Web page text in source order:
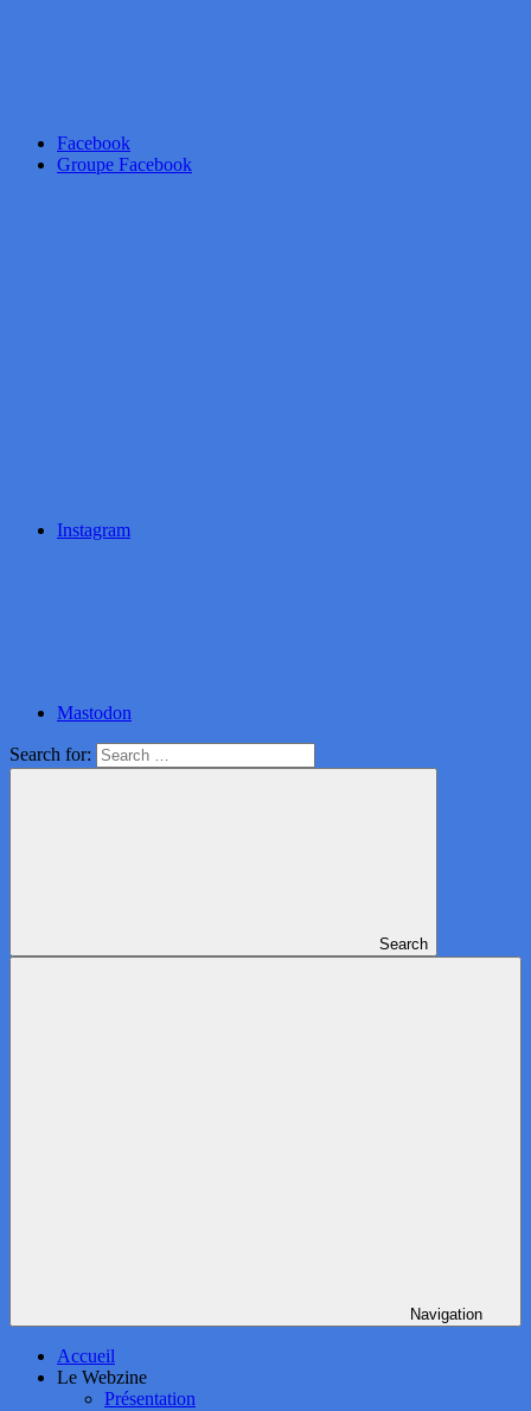
Facebook
Groupe Facebook
Instagram
Mastodon
Search for:
Search
Navigation
Accueil
Le Webzine
Présentation